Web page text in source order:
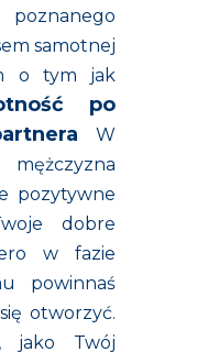
samotnej
o tym jak
po
W
pozytywne
dobre
w fazie
powinnaś
otworzyć.
jako Twój